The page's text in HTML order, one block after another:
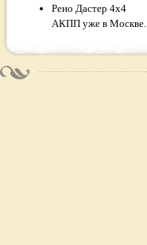
Рено Дастер 4x4
АКПП уже в Москве.